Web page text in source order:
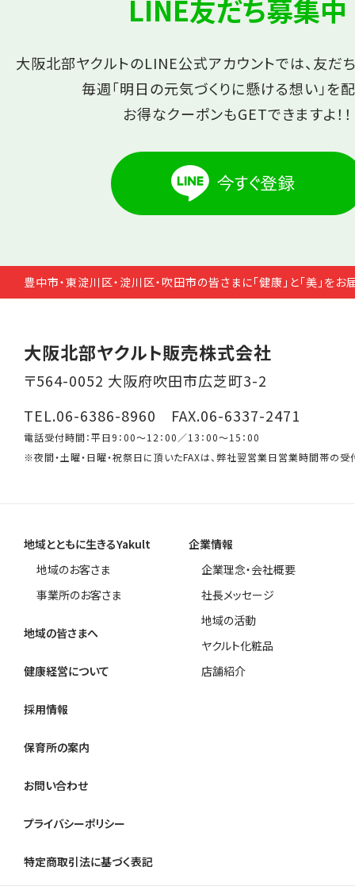
LINE友だち募集中
大阪北部ヤクルトのLINE公式アカウントでは、友だ
毎週「明日の元気づくりに懸ける想い」を
お得なクーポンもGETできますよ！！
豊中市・東淀川区・淀川区・吹田市の皆さまに「健康」と「美」をお
大阪北部ヤクルト販売株式会社
〒564-0052 大阪府吹田市広芝町3-2
TEL.06-6386-8960 FAX.06-6337-2471
電話受付時間：平日9：00～12：00／13：00～15：00
※夜間・土曜・日曜・祝祭日に頂いたFAXは、弊社翌営業日営業時間帯の受
地域とともに生きるYakult
地域のお客さま
事業所のお客さま
地域の皆さまへ
健康経営について
企業情報
企業理念・会社概要
社長メッセージ
地域の活動
ヤクルト化粧品
店舗紹介
採用情報
保育所の案内
お問い合わせ
プライバシーポリシー
特定商取引法に基づく表記